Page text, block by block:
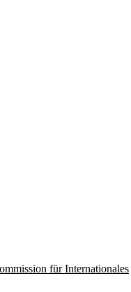
für Internationales